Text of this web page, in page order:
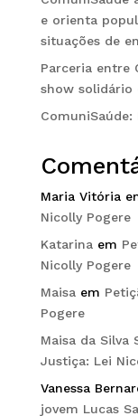
e orienta
situações de
Parceria entre
show solidário
ComuniSaúde:
Maria Vitória
Nicolly Pogere
Katarinaem
Nicolly Pogere
Maisaem
Pogere
Maisa da Silva
Justiça: Lei
Vanessa
jovem Lucas